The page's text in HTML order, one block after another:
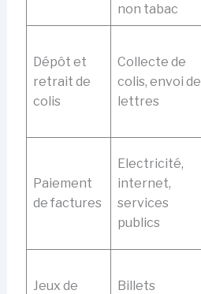
non tabac
Dépôt et
retrait de
colis
Collecte de
colis, envoi de
lettres
Paiement
de factures
Electricité,
internet,
services
publics
Jeux de
Billets